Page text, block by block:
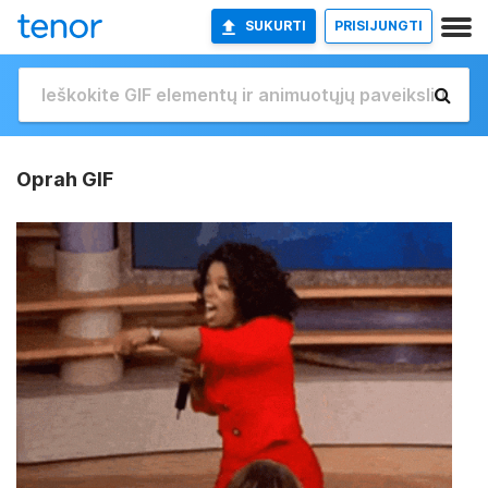
SUKURTI PRISIJUNGTI
Oprah GIF